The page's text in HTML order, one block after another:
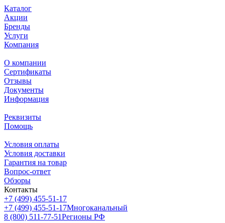
Каталог
Акции
Бренды
Услуги
Компания
О компании
Сертификаты
Отзывы
Документы
Информация
Реквизиты
Помощь
Условия оплаты
Условия доставки
Гарантия на товар
Вопрос-ответ
Обзоры
Контакты
+7 (499) 455-51-17
+7 (499) 455-51-17Многоканальный
8 (800) 511-77-51Регионы РФ